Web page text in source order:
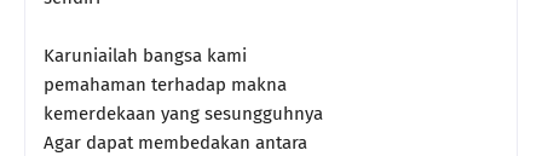
Karuniailah bangsa kami
pemahaman terhadap makna
kemerdekaan yang sesungguhnya
Agar dapat membedakan antara